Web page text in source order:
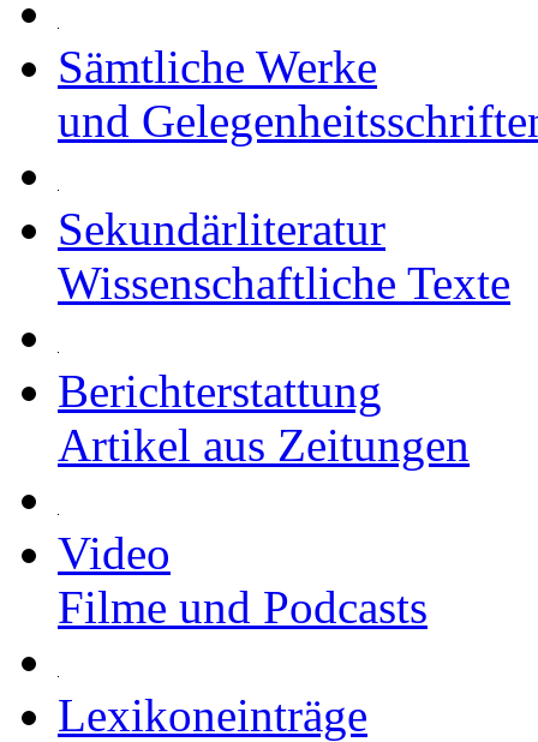
Sämtliche Werke
und
Sekundärliteratur
Wissenschaftliche Texte
Berichterstattung
Artikel aus Zeitungen
Video
Filme und Podcasts
Lexikoneinträge